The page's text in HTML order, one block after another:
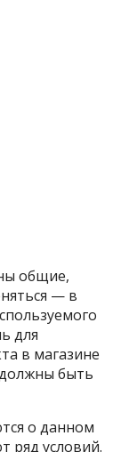
общие,
— в
для
в магазине
быть
о данном
ряд условий.